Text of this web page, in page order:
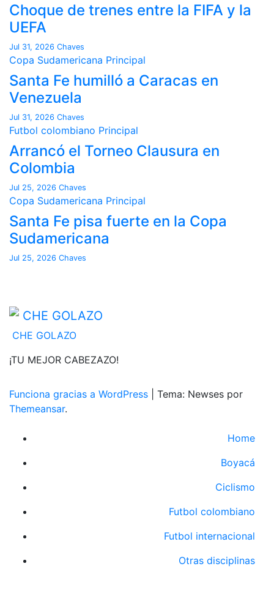
Choque de trenes entre la FIFA y la
UEFA
Jul 31, 2026 Chaves
Copa Sudamericana Principal
Santa Fe humilló a Caracas en
Venezuela
Jul 31, 2026 Chaves
Futbol colombiano Principal
Arrancó el Torneo Clausura en
Colombia
Jul 25, 2026 Chaves
Copa Sudamericana Principal
Santa Fe pisa fuerte en la Copa
Sudamericana
Jul 25, 2026 Chaves
CHE GOLAZO
¡TU MEJOR CABEZAZO!
Funciona gracias a WordPress
Tema: Newses por
Themeansar.
Home
Boyacá
Ciclismo
Futbol colombiano
Futbol internacional
Otras disciplinas